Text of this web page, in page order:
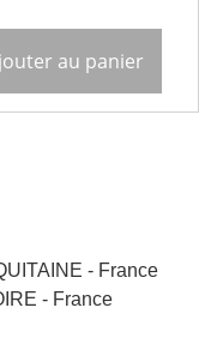
au panier
- France
- France